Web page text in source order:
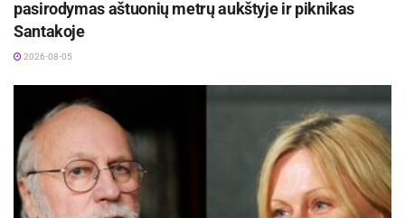
Utenos rajono savivaldybė
Aktualios naujienos
Prasidėjo Respublikinis tapytojų pleneras
„Kėdainiai abipus Nevėžio“!
2026-08-07
Kauno rajone, Čekiškėje vyks 2028 metų Europos
pasirodymas aštuonių metrų aukštyje ir piknikas
Santakoje
2026-08-05